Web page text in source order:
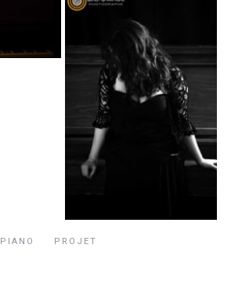
PIANO PROJET